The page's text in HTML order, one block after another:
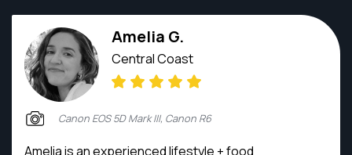
Amelia G.
Central Coast
Canon EOS 5D Mark III, Canon R6
Amelia is an experienced lifestyle + food